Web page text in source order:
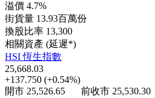
溢價 4.7%
街貨量 13.93百萬份
換股比率 13,300
相關資產 (延遲*)
HSI 恆生指數
25,668.03
+137.750 (+0.54%)
開市 25,526.65 前收市 25,530.30